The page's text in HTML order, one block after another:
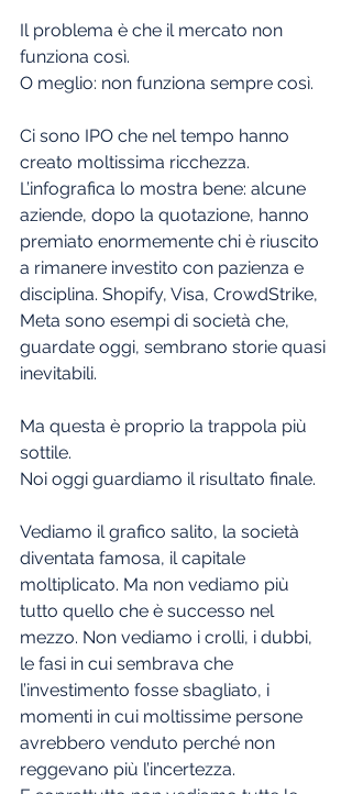
Il problema è che il mercato non
funziona così.
O meglio: non funziona sempre così.
Ci sono IPO che nel tempo hanno
creato moltissima ricchezza.
L’infografica lo mostra bene: alcune
aziende, dopo la quotazione, hanno
premiato enormemente chi è riuscito
a rimanere investito con pazienza e
disciplina. Shopify, Visa, CrowdStrike,
Meta sono esempi di società che,
guardate oggi, sembrano storie quasi
inevitabili.
Ma questa è proprio la trappola più
sottile.
Noi oggi guardiamo il risultato finale.
Vediamo il grafico salito, la società
diventata famosa, il capitale
moltiplicato. Ma non vediamo più
tutto quello che è successo nel
mezzo. Non vediamo i crolli, i dubbi,
le fasi in cui sembrava che
l’investimento fosse sbagliato, i
momenti in cui moltissime persone
avrebbero venduto perché non
reggevano più l’incertezza.